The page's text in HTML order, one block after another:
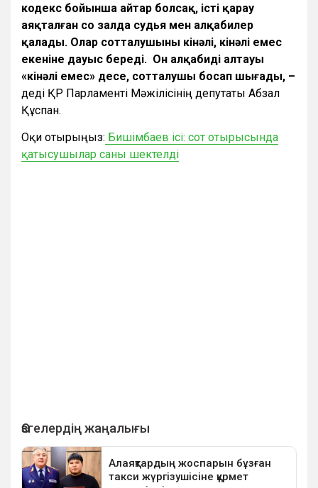
кодекс бойынша айтар болсақ, істі қарау
аяқталған соң залда судья мен алқабилер
қалады. Олар сотталушының кінәлі, кінәлі емес
екеніне дауыс береді. Он алқабидің алтауы
«кінәлі емес» десе, сотталушы босап шығады, –
деді ҚР Парламенті Мәжілісінің депутаты Абзал
Құспан.
Оқи отырыңыз: Бишімбаев ісі: сот отырысында
қатысушылар саны шектелді